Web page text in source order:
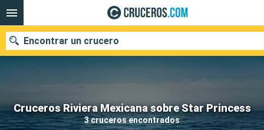
Cruceros Riviera Mexicana sobre Star Princess
3 cruceros encontrados
Encontrar un crucero
Nuestros destinos